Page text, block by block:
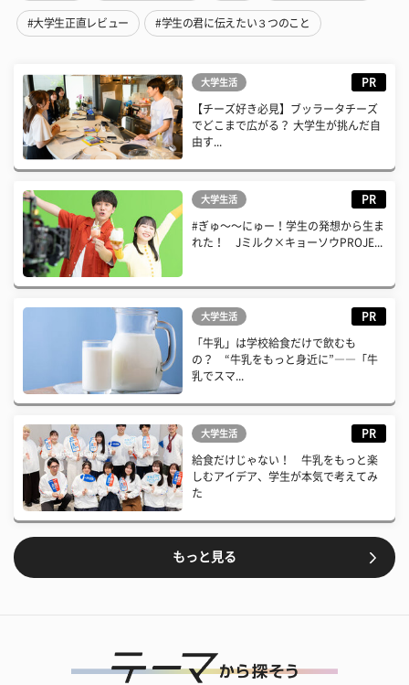
#大学生正直レビュー #学生の君に伝えたい３つのこと
大学生活 PR
【チーズ好き必見】ブッラータチーズ
でどこまで広がる？ 大学生が挑んだ自
由す...
大学生活 PR
#ぎゅ〜〜にゅー！学生の発想から生ま
れた！ Jミルク×キョーソウPROJE...
大学生活 PR
「牛乳」は学校給食だけで飲むも
の？ “牛乳をもっと身近に”――「牛
乳でスマ...
大学生活 PR
給食だけじゃない！ 牛乳をもっと楽
しむアイデア、学生が本気で考えてみ
た
もっと見る